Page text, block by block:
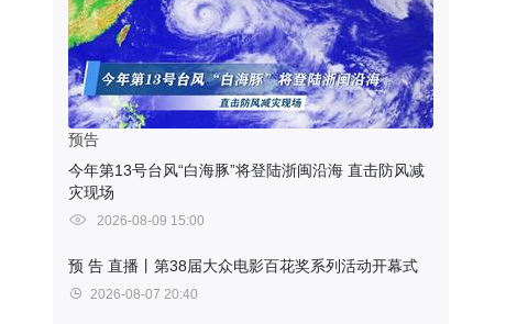
预告
今年第13号台风“白海豚”将登陆浙闽沿海 直击防风减
灾现场
2026-08-09 15:00
预 告 直播丨第38届大众电影百花奖系列活动开幕式
2026-08-07 20:40